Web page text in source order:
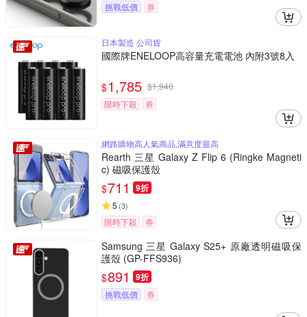
挑戰低價 券
日本製造 公司貨
國際牌ENELOOP高容量充電電池 內附3號8入
$1,785 $1,940
限時下殺
券
網路購物高人氣商品,滿意度最高
Rearth 三星 Galaxy Z Flip 6 (Ringke Magneti
c) 磁吸保護殼
$711 9折
5 (3)
限時下殺 券
Samsung 三星 Galaxy S25+ 原廠透明磁吸保
護殼 (GP-FFS936)
$891 9折
挑戰低價 券